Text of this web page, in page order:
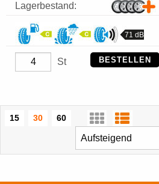
Lagerbestand:
71 dB
St BESTELLEN
15 30
60